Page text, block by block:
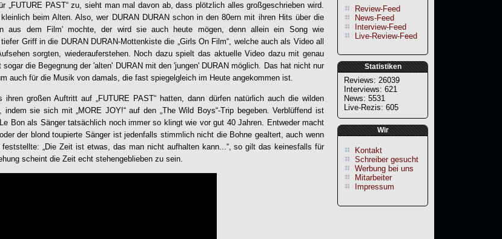
Review-Feed
News-Feed
Interview-Feed
Live-Review-Feed
Statistiken
Reviews: 26039
Interviews: 621
News: 5531
Live-Rezis: 605
Wir
Kontakt
Schreiber gesucht
Werbung bei uns
Mitarbeiter
Impressum
„FUTURE PAST“ zu, sieht man mal davon ab, dass plötzlich alles großgeschrieben wird.
beim Alten. Also, wer DURAN DURAN schon in den 80ern mit ihren Hits über die
aus dem Film' mochte, der wird sie auch heute mögen, denn allein ein Song wie
Griff in die DURAN DURAN-Mottenkiste die „Girls On Film“, welche auch als Video all
sorgten, wiederauferstehen. Noch dazu spielt das aktuelle Video dazu mit genau
die Begegnung der 'alten' DURAN mit den 'jungen' DURAN möglich. Das hat nicht nur
auch für die Musik von damals, die fast spiegelgleich im Heute angekommen ist.
großen Auftritt auf „ FUTURE PAST“ hatten, dann dürfen natürlich auch die wilden
indem sie sich mit „MORE JOY!“ auf den „The Wild Boys“-Trip begeben. Verblüffend ist
Bon als Sänger tatsächlich noch immer so klingt wie vor gut 40 Jahren. Entweder macht
der blond toupierte Sänger ist jedenfalls stimmlich nicht die Bohne gealtert, auch wenn
„Die Zeit ist etwas, das man nicht aufhalten kann...“, so gilt das keinesfalls für
scheint die Zeit echt stehengeblieben zu sein.